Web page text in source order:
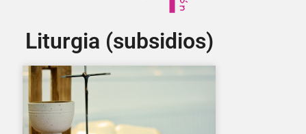
Liturgia (subsidios)